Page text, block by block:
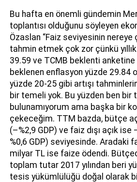
Bu hafta en önemli gündemin
toplantısı olduğunu söyleyen
Özaslan “Faiz seviyesinin nereye
tahmin etmek çok zor çünkü
39.59 ve TCMB beklenti
beklenen enflasyon yüzde 29.84
yüzde 20-25 gibi artışı
bir temeli yok. Bu yüzden ben bir
bulunamıyorum ama başka bir
çekeceğim. TTM bazda, bütçe
(–%2,9 GDP) ve faiz dışı açık
%0,6 GDP) seviyesinde. Aradaki
milyar TL ise faize ödendi.
toplam tutar 2017 yılından beri
tesis yükümlülüğü doğal olarak